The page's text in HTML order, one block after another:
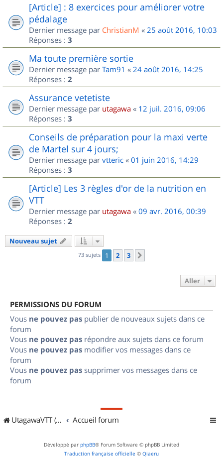
[Article] : 8 exercices pour améliorer votre
pédalage
Dernier message par ChristianM « 25 août 2016, 10:03
Réponses : 3
Ma toute première sortie
Dernier message par Tam91 « 24 août 2016, 14:25
Réponses : 2
Assurance vetetiste
Dernier message par utagawa « 12 juil. 2016, 09:06
Réponses : 3
Conseils de préparation pour la maxi verte
de Martel sur 4 jours;
Dernier message par vtteric « 01 juin 2016, 14:29
Réponses : 3
[Article] Les 3 règles d'or de la nutrition en
VTT
Dernier message par utagawa « 09 avr. 2016, 00:39
Réponses : 2
Nouveau sujet
73 sujets 1 2 3
Aller
PERMISSIONS DU FORUM
Vous ne pouvez pas publier de nouveaux sujets dans ce
forum
Vous ne pouvez pas répondre aux sujets dans ce forum
Vous ne pouvez pas modifier vos messages dans ce
forum
Vous ne pouvez pas supprimer vos messages dans ce
forum
UtagawaVTT (Randos VTT et VTTAE avec traces GPS) Accueil forum
Développé par phpBB® Forum Software © phpBB Limited
Traduction française officielle © Qiaeru